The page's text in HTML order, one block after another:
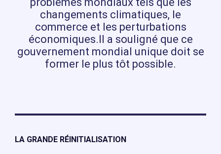
changements climatiques, le
commerce et les perturbations
économiques.Il a souligné que ce
gouvernement mondial unique doit se
former le plus tôt possible.
LA GRANDE RÉINITIALISATION